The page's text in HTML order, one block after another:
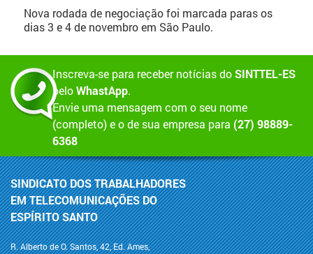
Nova rodada de negociação foi marcada paras os
dias 3 e 4 de novembro em São Paulo.
Inscreva-se para receber notícias doSINTTEL-ES
peloWhastApp.
Envie uma mensagem com o seu nome
(completo) e o de sua empresa para (27) 98889-
6368
SINDICATO DOS TRABALHADORES
EM TELECOMUNICAÇÕES DO
ESPÍRITO SANTO
R. Alberto de O. Santos, 42, Ed. Ames,